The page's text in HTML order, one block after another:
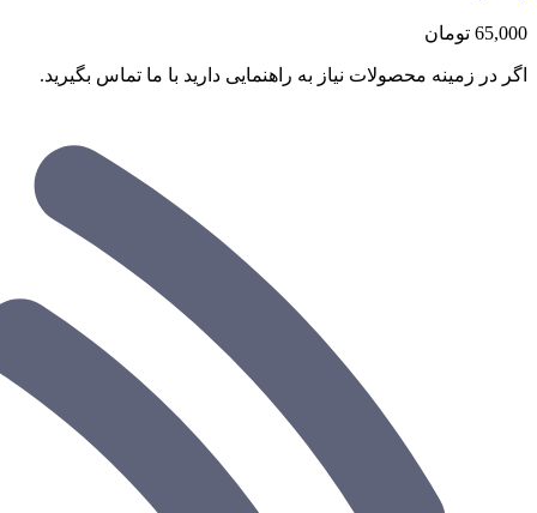
65,000 تومان
اگر در زمینه محصولات نیاز به راهنمایی دارید با ما تماس بگیرید.